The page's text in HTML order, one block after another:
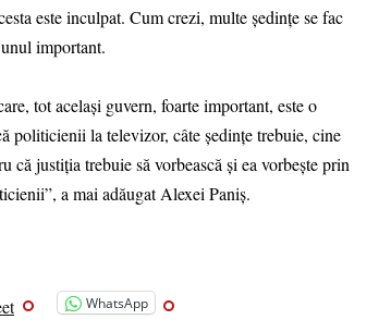
este inculpat. Cum crezi, multe ședințe se fac
important.
tot același guvern, foarte important, este o
politicienii la televizor, câte ședințe trebuie, cine
că justiția trebuie să vorbească și ea vorbește prin
a mai adăugat Alexei Paniș.
WhatsApp